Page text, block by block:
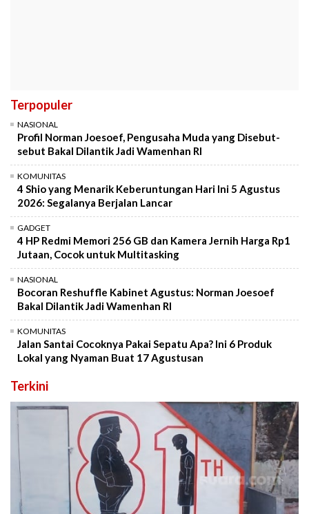
Terpopuler
NASIONAL
Profil Norman Joesoef, Pengusaha Muda yang Disebut-
sebut Bakal Dilantik Jadi Wamenhan RI
KOMUNITAS
4 Shio yang Menarik Keberuntungan Hari Ini 5 Agustus
2026: Segalanya Berjalan Lancar
GADGET
4 HP Redmi Memori 256 GB dan Kamera Jernih Harga Rp1
Jutaan, Cocok untuk Multitasking
NASIONAL
Bocoran Reshuffle Kabinet Agustus: Norman Joesoef
Bakal Dilantik Jadi Wamenhan RI
KOMUNITAS
Jalan Santai Cocoknya Pakai Sepatu Apa? Ini 6 Produk
Lokal yang Nyaman Buat 17 Agustusan
Terkini